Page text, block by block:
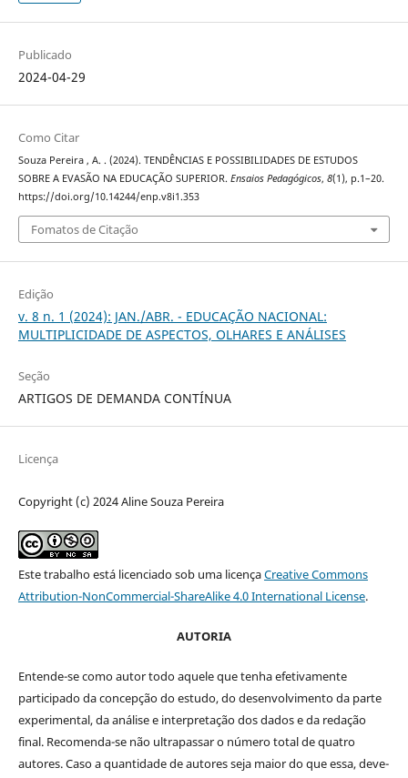
Publicado
2024-04-29
Como Citar
Souza Pereira , A. . (2024). TENDÊNCIAS E POSSIBILIDADES DE ESTUDOS
SOBRE A EVASÃO NA EDUCAÇÃO SUPERIOR. Ensaios Pedagógicos, 8(1), p.1–20.
https://doi.org/10.14244/enp.v8i1.353
Fomatos de Citação
Edição
v. 8 n. 1 (2024): JAN./ABR. - EDUCAÇÃO NACIONAL:
MULTIPLICIDADE DE ASPECTOS, OLHARES E ANÁLISES
Seção
ARTIGOS DE DEMANDA CONTÍNUA
Licença
Copyright (c) 2024 Aline Souza Pereira
Este trabalho está licenciado sob uma licençaCreative Commons
Attribution-NonCommercial-ShareAlike 4.0 International License.
AUTORIA
Entende-se como autor todo aquele que tenha efetivamente
participado da concepção do estudo, do desenvolvimento da parte
experimental, da análise e interpretação dos dados e da redação
final. Recomenda-se não ultrapassar o número total de quatro
autores. Caso a quantidade de autores seja maior do que essa, deve-